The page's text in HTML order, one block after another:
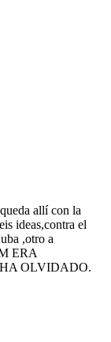
allí con la
ideas,contra el
,otro a
ERA
OLVIDADO.